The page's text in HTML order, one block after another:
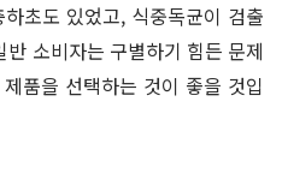
초도 있었고, 식중독균이 검출
소비자는 구별하기 힘든 문제
품을 선택하는 것이 좋을 것입